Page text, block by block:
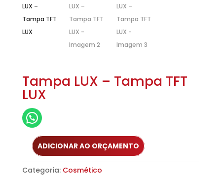
Tampa LUX – Tampa TFT
LUX
ADICIONAR AO ORÇAMENTO
Categoria: Cosmético